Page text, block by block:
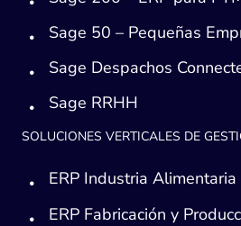
Sage 50 – Pequeñas
Sage Despachos
Sage RRHH
SOLUCIONES VERTICALES DE
ERP Industria Alimentaria
ERP Fabricación y